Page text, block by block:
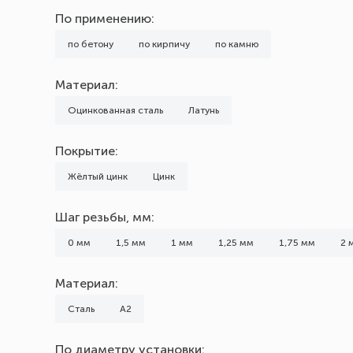
Марка (Бренд)
noname
с ушком
Крюк Г-образный
Полукольцо
Шестигранная
с гайкой
0
1,25
По применению:
по бетону по кирпичу по камню
Материал:
Оцинкованная сталь Латунь
Покрытие:
Жёлтый цинк Цинк
Шаг резьбы, мм:
0 мм 1,5 мм 1 мм 1,25 мм 1,75 мм 2
Материал:
Сталь А2
По диаметру установки: